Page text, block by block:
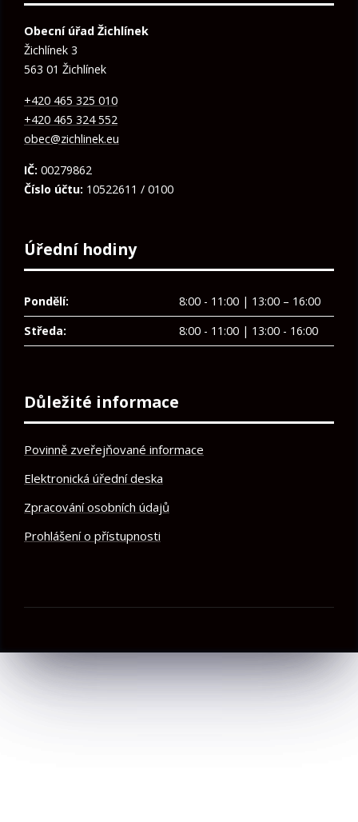
Obecní úřad Žichlínek
Žichlínek 3
563 01 Žichlínek
+420 465 325 010
+420 465 324 552
obec@zichlinek.eu
IČ: 00279862
Číslo účtu: 10522611 / 0100
Úřední hodiny
Pondělí:
8:00 - 11:00 | 13:00 – 16:00
Středa:
8:00 - 11:00 | 13:00 - 16:00
Důležité informace
Povinně zveřejňované informace
Elektronická úřední deska
Zpracování osobních údajů
Prohlášení o přístupnosti